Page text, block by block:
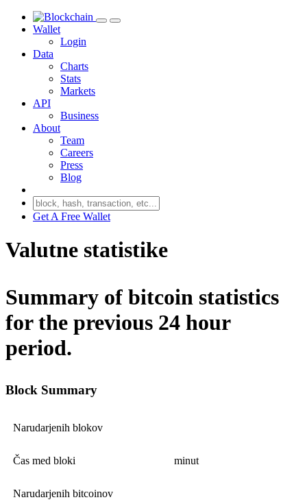
Wallet
Login
Data
Charts
Stats
Markets
API
Business
About
Team
Careers
Press
Blog
Get A Free Wallet
Valutne statistike
Summary of bitcoin statistics
for the previous 24 hour
period.
Block Summary
Narudarjenih blokov
Čas med bloki minut
Narudarjenih bitcoinov